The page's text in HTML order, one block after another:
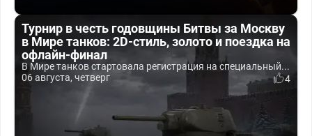
Турнир в честь годовщины Битвы за Москву
в Мире танков: 2D-стиль, золото и поездка на
офлайн-финал
В Мире танков стартовала регистрация на специальный...
06 августа, четверг
4